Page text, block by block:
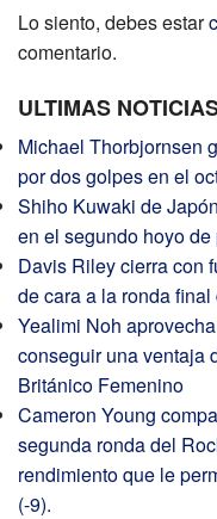
Lo siento, debes estar
comentario.
ULTIMAS
Michael Thorbjornsen
por dos golpes en el
Shiho Kuwaki de
en el segundo hoyo
Davis Riley cierra con
de cara a la ronda
Yealimi Noh
conseguir una ventaja
Británico Femenino
Cameron Young
segunda ronda del
rendimiento que le
(-9).